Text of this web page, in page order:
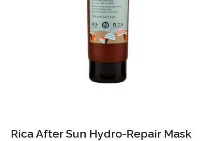
Rica After Sun Hydro-Repair Mask